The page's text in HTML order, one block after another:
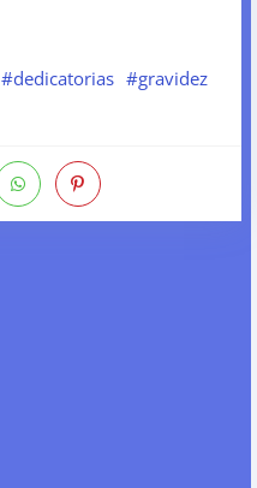
#dedicatorias #gravidez